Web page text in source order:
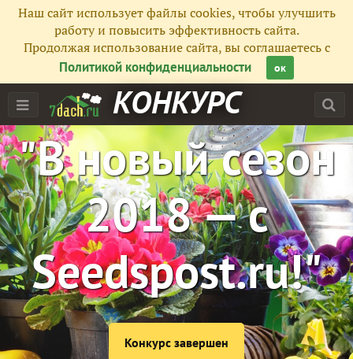
КОНКУРС
"В новый сезон
2018 — с
Seedspost.ru!"
Конкурс завершен
Наш сайт использует файлы cookies, чтобы улучшить
работу и повысить эффективность сайта.
Продолжая использование сайта, вы соглашаетесь с
Политикой конфиденциальности
ок